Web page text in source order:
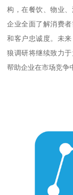
构，在餐饮、物业
企业全面了解消费
和客户忠诚度。未
狼调研将继续致力
帮助企业在市场竞争